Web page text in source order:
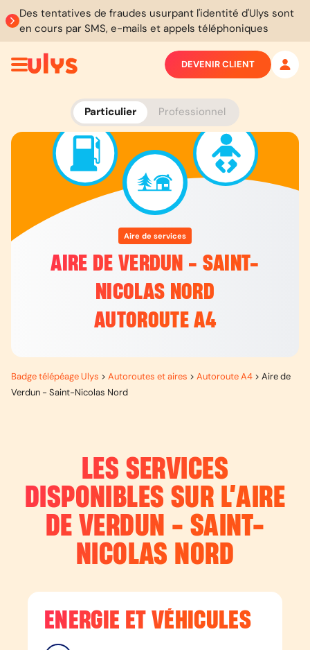
Des tentatives de fraudes usurpant l'identité d'Ulys sont
en cours par SMS, e-mails et appels téléphoniques
Particulier Professionnel
DEVENIR CLIENT
Aire de services
AIRE DE VERDUN - SAINT-
NICOLAS NORD
AUTOROUTE A4
Badge télépéage Ulys > Autoroutes et aires > Autoroute A4 > Aire de
Verdun - Saint-Nicolas Nord
LES SERVICES
DISPONIBLES SUR L’AIRE
DE VERDUN - SAINT-
NICOLAS NORD
ENERGIE ET VÉHICULES